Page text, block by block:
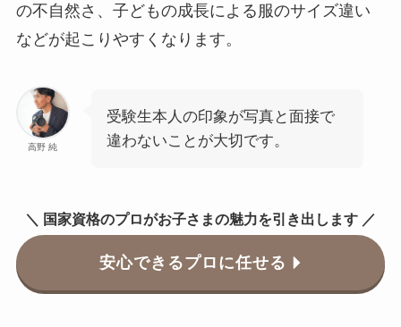
の不自然さ、子どもの成長による服のサイズ違い
などが起こりやすくなります。
高野 純
受験生本人の印象が写真と面接で
違わないことが大切です。
＼ 国家資格のプロがお子さまの魅力を引き出します ／
安心できるプロに任せる